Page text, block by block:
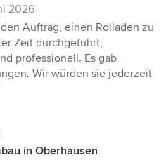
2026
Auftrag, einen Rolladen zu
Zeit durchgeführt,
professionell. Es gab
Wir würden sie jederzeit
in Oberhausen